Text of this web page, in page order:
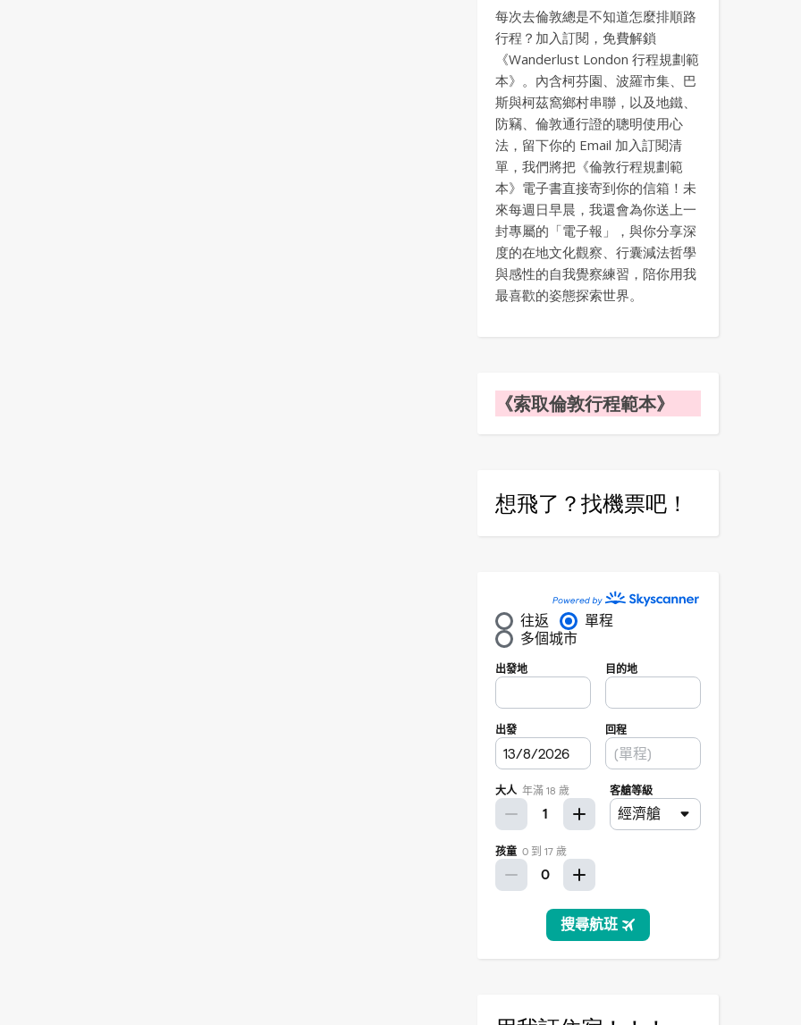
每次去倫敦總是不知道怎麼排順路
行程？加入訂閱，免費解鎖
《Wanderlust London 行程規劃範
本》。內含柯芬園、波羅市集、巴
斯與柯茲窩鄉村串聯，以及地鐵、
防竊、倫敦通行證的聰明使用心
法，留下你的 Email 加入訂閱清
單，我們將把《倫敦行程規劃範
本》電子書直接寄到你的信箱！未
來每週日早晨，我還會為你送上一
封專屬的「電子報」，與你分享深
度的在地文化觀察、行囊減法哲學
與感性的自我覺察練習，陪你用我
最喜歡的姿態探索世界。
《索取倫敦行程範本》
想飛了？找機票吧！